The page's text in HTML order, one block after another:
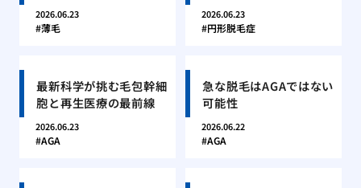
2026.06.23
薄毛
2026.06.23
円形脱毛症
最新科学が挑む毛包幹細
胞と再生医療の最前線
2026.06.23
AGA
急な脱毛はAGAではない
可能性
2026.06.22
AGA